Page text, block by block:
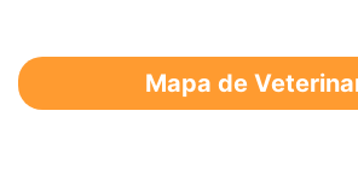
Mapa de